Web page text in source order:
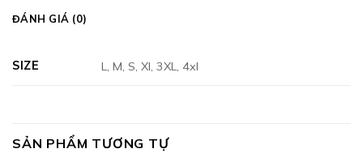
ĐÁNH GIÁ (0)
SIZE L, M, S, Xl, 3XL, 4xl
SẢN PHẨM TƯƠNG TỰ